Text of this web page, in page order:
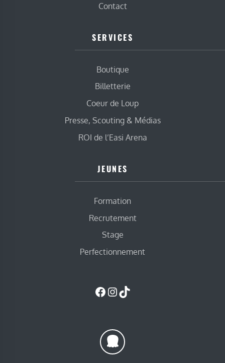
Contact
SERVICES
Boutique
Billetterie
Coeur de Loup
Presse, Scouting & Médias
ROI de l’Easi Arena
JEUNES
Formation
Recrutement
Stage
Perfectionnement
Facebook
Instagram
TikTok